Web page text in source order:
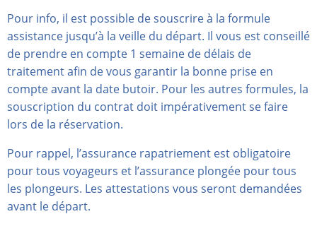
Pour info, il est possible de souscrire à la formule
assistance jusqu’à la veille du départ. Il vous est conseillé
de prendre en compte 1 semaine de délais de
traitement afin de vous garantir la bonne prise en
compte avant la date butoir. Pour les autres formules, la
souscription du contrat doit impérativement se faire
lors de la réservation.
Pour rappel, l’assurance rapatriement est obligatoire
pour tous voyageurs et l’assurance plongée pour tous
les plongeurs. Les attestations vous seront demandées
avant le départ.